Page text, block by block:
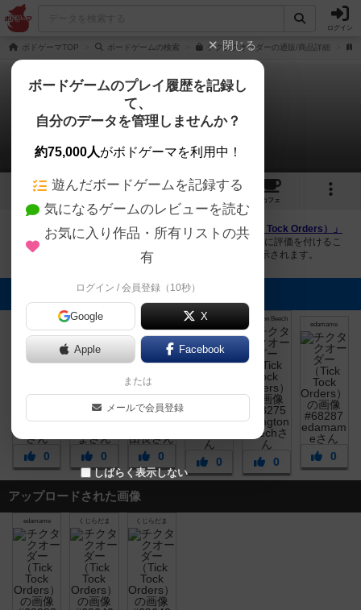
ログイン
ボドゲーマTOP ボードゲームの検索 チクタクオーダーの通販/商品詳細
チクタクオーダー
9件の画像
9 4
カフェ
ボドゲーマにログインすると、 「チクタクオーダー（Tick Tock Orders）」
の画像をアップロード出来たり、他のユーザーの投稿画像に評価を付けるこ
とができます。また、トップ6の画像は様々なページで表示されます。
トップに表示される画像
0
くじらだま
0
シータ@団長
0
Arlington Beech
0
Arlington Beech
0
edamame
0
アップロードされた画像
edamame くじらだま くじらだま
閉じる
ボードゲームのプレイ履歴を記録し
て、
自分のデータを管理しませんか？
約75,000人がボドゲーマを利用中！
遊んだボードゲームを記録する
気になるゲームのレビューを読む
お気に入り作品・所有リストの共
有
ログイン / 会員登録（10秒）
Google X
Apple Facebook
または
メールで会員登録
しばらく表示しない